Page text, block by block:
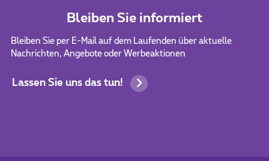
Bleiben Sie informiert
Bleiben Sie per E-Mail auf dem Laufenden über aktuelle
Nachrichten, Angebote oder Werbeaktionen
Lassen Sie uns das tun!